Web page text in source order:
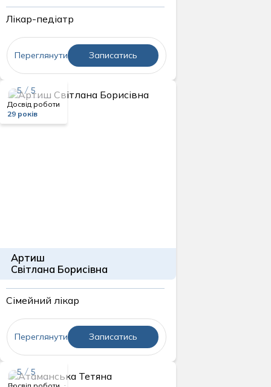
Переглянути Записатись
Лікар-педіатр
5 / 5
Досвід роботи
29 років
Переглянути Записатись
Артиш
Світлана Борисівна
Сімейний лікар
5 / 5